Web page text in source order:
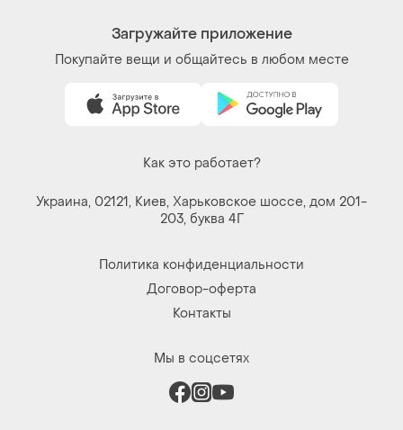
Загружайте приложение
Покупайте вещи и общайтесь в любом месте
Как это работает?
Украина, 02121, Киев, Харьковское шоссе, дом 201-
203, буква 4Г
Политика конфиденциальности
Договор-оферта
Контакты
Мы в соцсетях